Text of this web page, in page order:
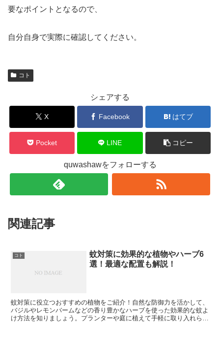
要なポイントとなるので、
自分自身で実際に確認してください。
コト
シェアする
X Facebook はてブ
Pocket LINE コピー
quwashawをフォローする
関連記事
コト
蚊対策に効果的な植物やハーブ6
選！最適な配置も解説！
蚊対策に役立つおすすめの植物をご紹介！自然な防御力を活かして、
バジルやレモンバームなどの香り豊かなハーブを使った効果的な蚊よ
け方法を知りましょう。プランターや庭に植えて手軽に取り入れられ